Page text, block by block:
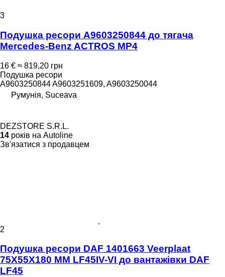
3
Подушка ресори A9603250844 до тягача
Mercedes-Benz ACTROS MP4
16 € ≈ 819,20 грн
Подушка ресори
A9603250844 A9603251609, A9603250044
Румунія, Suceava
DEZSTORE S.R.L.
14 років на Autoline
Зв'язатися з продавцем
2
Подушка ресори DAF 1401663 Veerplaat
75X55X180 MM LF45IV-VI до вантажівки DAF
LF45